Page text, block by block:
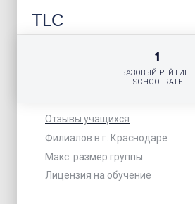
TLC
Отзывы учащихся
Филиалов в г. Краснодаре
Макс. размер группы
Лицензия на обучение
1
БАЗОВЫЙ РЕЙТИНГ
SCHOOLRATE